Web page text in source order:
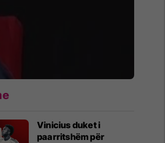
Vinicius duket i
paarritshëm për